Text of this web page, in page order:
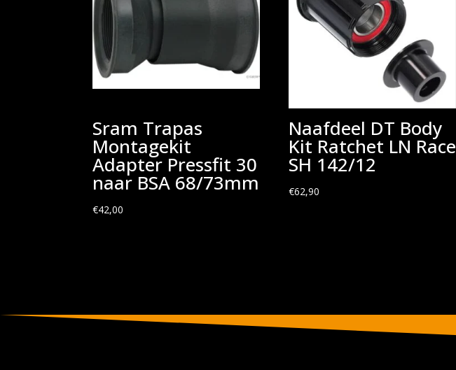
Sram Trapas
Montagekit
Adapter Pressfit 30
naar BSA 68/73mm
€42,00
Naafdeel DT Body
Kit Ratchet LN Race
SH 142/12
€62,90